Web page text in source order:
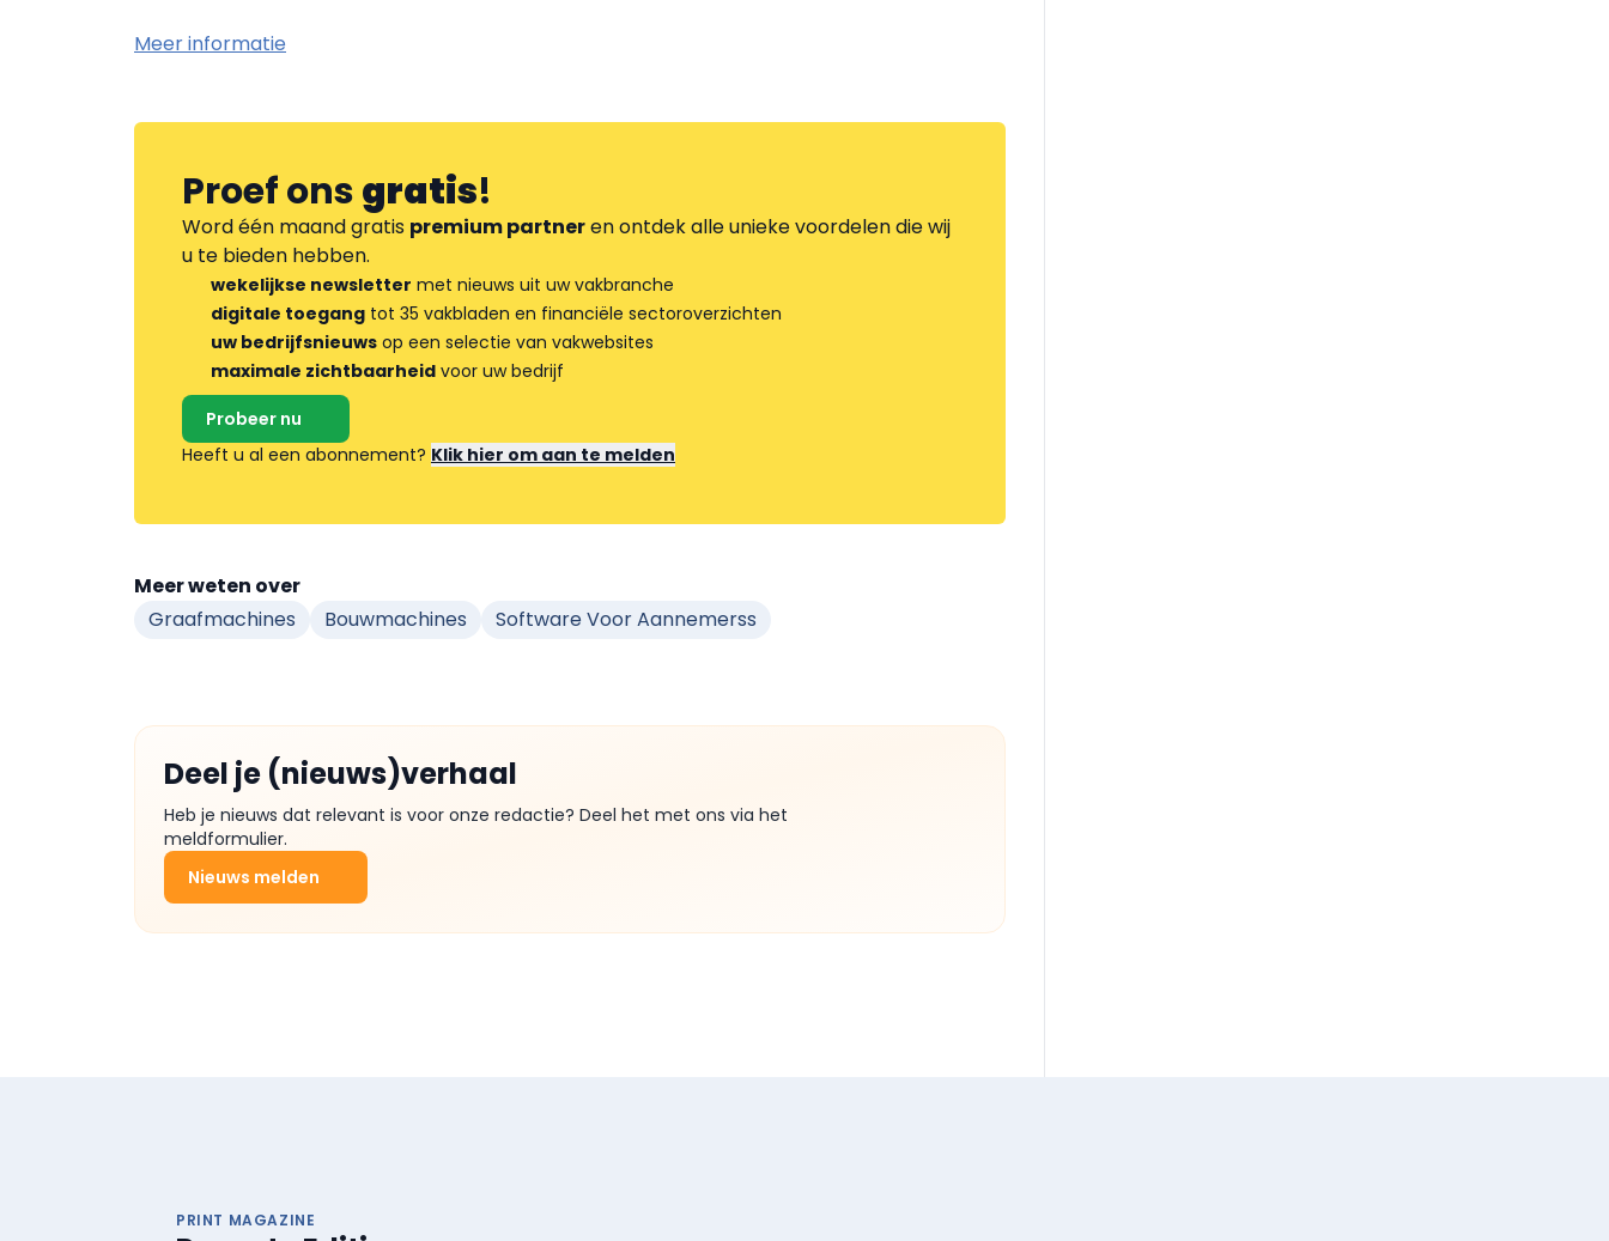
Meer informatie
Proef onsgratis!
Word één maand gratis premium partneren ontdek alle unieke voordelen die wij
u te bieden hebben.
wekelijkse newsletter met nieuws uit uw vakbranche
digitale toegang tot 35 vakbladen en financiële sectoroverzichten
uw bedrijfsnieuws op een selectie van vakwebsites
maximale zichtbaarheid voor uw bedrijf
Probeer nu
Heeft u al een abonnement? Klik hier om aan te melden
Meer weten over
Graafmachines
Bouwmachines Software Voor Aannemerss
Deel je (nieuws)verhaal
Heb je nieuws dat relevant is voor onze redactie? Deel het met ons via het
meldformulier.
Nieuws melden
PRINT MAGAZINE